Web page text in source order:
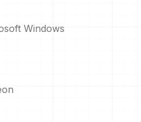
Windows